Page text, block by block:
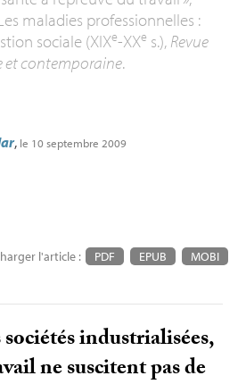
maladies professionnelles :
sociale (XIXe-XXe s.), Revue
et contemporaine.
, le 10 septembre 2009
l'article : PDF EPUB MOBI
industrialisées,
ne suscitent pas de